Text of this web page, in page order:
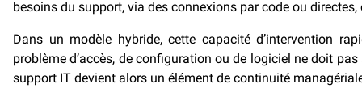
besoins du support, via des connexions par code ou
Dans un modèle hybride, cette capacité d’intervention
problème d’accès, de configuration ou de logiciel ne doit
support IT devient alors un élément de continuité